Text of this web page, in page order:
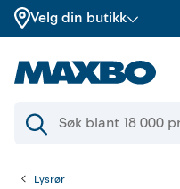
Velg din butikk
Lysrør